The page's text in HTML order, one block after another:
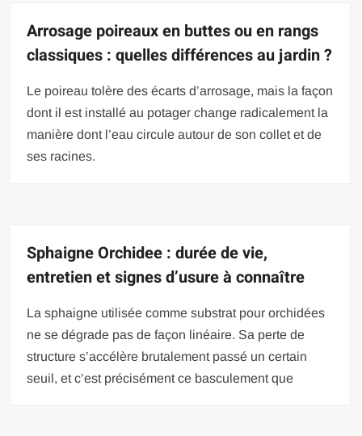
Arrosage poireaux en buttes ou en rangs
classiques : quelles différences au jardin ?
Le poireau tolère des écarts d’arrosage, mais la façon
dont il est installé au potager change radicalement la
manière dont l’eau circule autour de son collet et de
ses racines.
Sphaigne Orchidee : durée de vie,
entretien et signes d’usure à connaître
La sphaigne utilisée comme substrat pour orchidées
ne se dégrade pas de façon linéaire. Sa perte de
structure s’accélère brutalement passé un certain
seuil, et c’est précisément ce basculement que